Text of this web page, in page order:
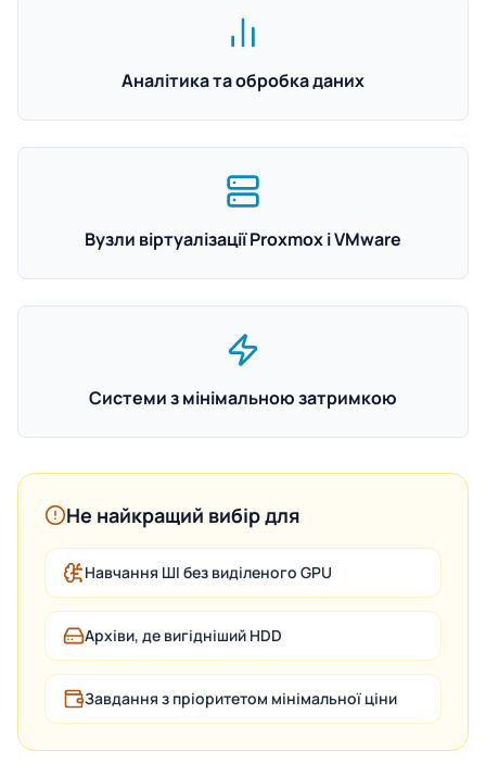
Аналітика та обробка даних
Вузли віртуалізації Proxmox і VMware
Системи з мінімальною затримкою
Не найкращий вибір для
Навчання ШІ без виділеного GPU
Архіви, де вигідніший HDD
Завдання з пріоритетом мінімальної ціни